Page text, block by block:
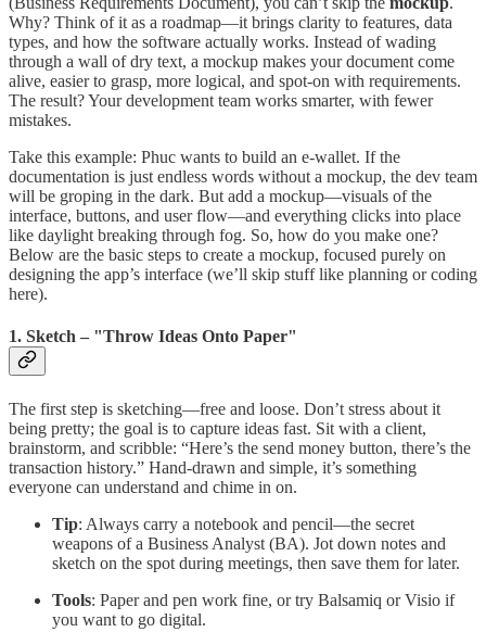
Why? Think of it as a roadmap—it brings clarity to features, data
types, and how the software actually works. Instead of wading
through a wall of dry text, a mockup makes your document come
alive, easier to grasp, more logical, and spot-on with requirements.
The result? Your development team works smarter, with fewer
mistakes.
Take this example: Phuc wants to build an e-wallet. If the
documentation is just endless words without a mockup, the dev team
will be groping in the dark. But add a mockup—visuals of the
interface, buttons, and user flow—and everything clicks into place
like daylight breaking through fog. So, how do you make one?
Below are the basic steps to create a mockup, focused purely on
designing the app’s interface (we’ll skip stuff like planning or coding
here).
1. Sketch – "Throw Ideas Onto Paper"
The first step is sketching—free and loose. Don’t stress about it
being pretty; the goal is to capture ideas fast. Sit with a client,
brainstorm, and scribble: “Here’s the send money button, there’s the
transaction history.” Hand-drawn and simple, it’s something
everyone can understand and chime in on.
Tip: Always carry a notebook and pencil—the secret
weapons of a Business Analyst (BA). Jot down notes and
sketch on the spot during meetings, then save them for later.
Tools: Paper and pen work fine, or try Balsamiq or Visio if
you want to go digital.